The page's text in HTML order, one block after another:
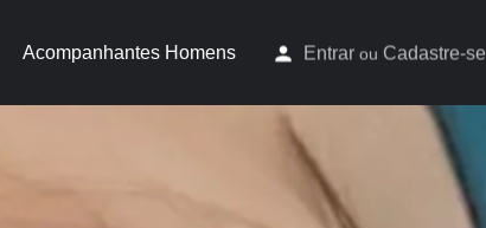
Acompanhantes Homens Entrar ou Cadastre-se